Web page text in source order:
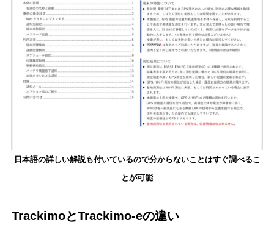
日本語の詳しい解説も付いているので分からないことはすぐ調べるこ
とが可能
TrackimoとTrackimo-eの違い